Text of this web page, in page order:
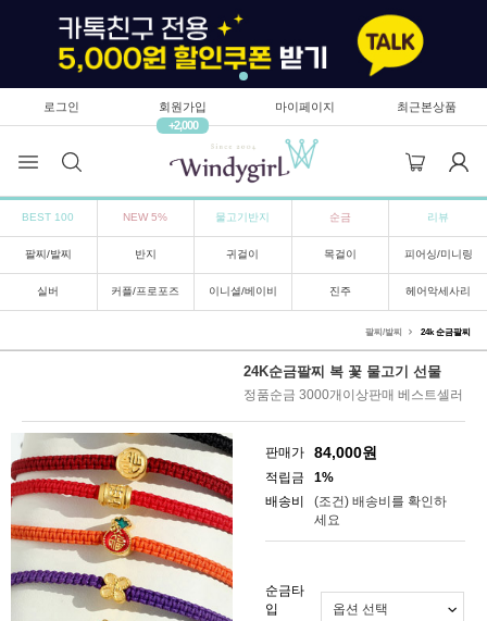
로그인 회원가입
+2,000
마이페이지 최근본상품
BEST 100 NEW 5% 물고기반지 순금 리뷰
팔찌/발찌 반지 귀걸이 목걸이 피어싱/미니링
실버 커플/프로포즈 이니셜/베이비 진주 헤어악세사리
팔찌/발찌 24k 순금팔찌
24K순금팔찌 복 꽃 물고기 선물
정품순금 3000개이상판매 베스트셀러
판매가 84,000원
적립금
1%
배송비
(조건) 배송비를 확인하
세요
순금타
입